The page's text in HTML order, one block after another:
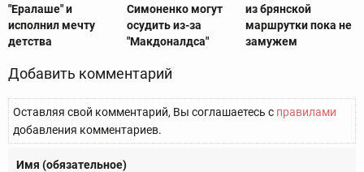
"Ералаше" и
исполнил мечту
детства
Симоненко могут
осудить из-за
"Макдоналдса"
из брянской
маршрутки пока не
замужем
Добавить комментарий
Оставляя свой комментарий, Вы соглашаетесь с правилами
добавления комментариев.
Имя (обязательное)